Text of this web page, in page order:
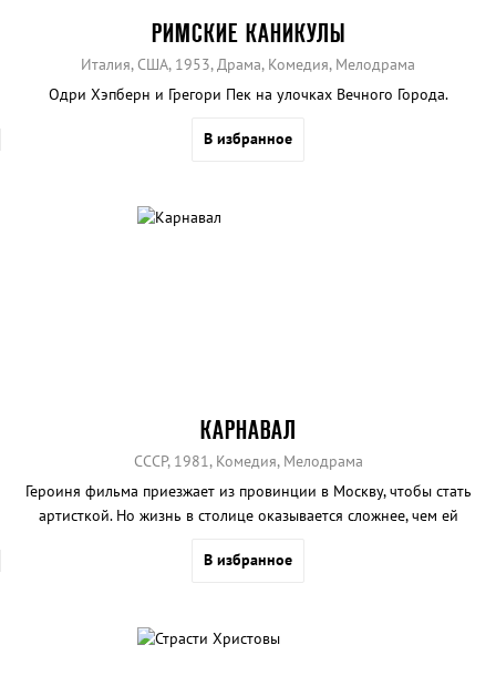
РИМСКИЕ КАНИКУЛЫ
Италия, США, 1953, Драма, Комедия, Мелодрама
Одри Хэпберн и Грегори Пек на улочках Вечного Города.
В избранное
КАРНАВАЛ
СССР, 1981, Комедия, Мелодрама
Героиня фильма приезжает из провинции в Москву, чтобы стать
артисткой. Но жизнь в столице оказывается сложнее, чем ей
В избранное